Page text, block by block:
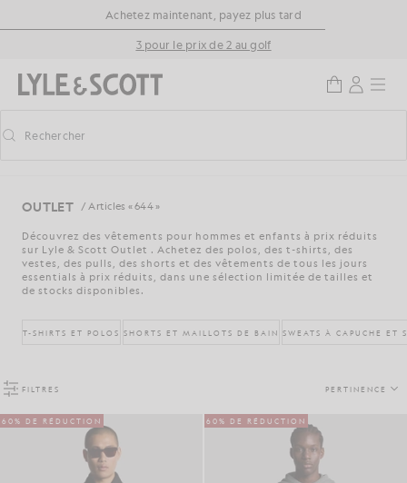
Aller directement au contenu principal
Informations sur l'accessibilité
Achetez maintenant, payez plus tard
3 pour le prix de 2 au golf
Activer/désactiver la recherche prédictive
Rechercher
OUTLET / Articles « 644 »
Découvrez des vêtements pour hommes et enfants à prix réduits
sur Lyle & Scott Outlet . Achetez des polos, des t-shirts, des
vestes, des pulls, des shorts et des vêtements de tous les jours
essentials à prix réduits, dans une sélection limitée de tailles et
de stocks disponibles.
T-SHIRTS ET POLOS SHORTS ET MAILLOTS DE BAIN SWEATS À CAPUCHE ET
FILTRES PERTINENCE
60% DE RÉDUCTION 60% DE RÉDUCTION